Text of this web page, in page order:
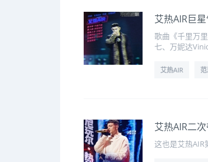
艾热AIR巨
歌曲《千里万
七、万妮达
艾热AIR
艾热AIR二
这也是艾热AIR